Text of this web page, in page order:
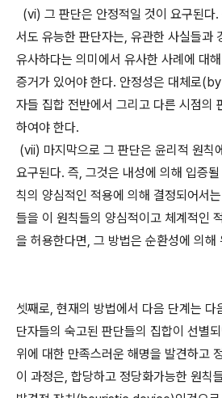
(vi) 그 판단은 안정적일 것이 요구된다.
서도 유능한 판단자는, 유관한 사실들과
유사하다는 의미에서 유사한 사례에 대
증거가 있어야 한다. 안정성은 대체로
자들 집합 전반에서 그리고 다른 시점의
하여야 한다.
(vii) 마지막으로 그 판단은 윤리적 원칙
요구된다. 즉, 그것은 내성에 의해 입증
칙의 양심적인 적용에 의해 결정되어서
들을 이 원칙들의 양심적이고 체계적인
을 허용한다면, 그 방법은 순환성에 의해
셋째로, 현재의 방법에서 다음 단계는 다
단자들의 숙고된 판단들의 집합이 선별
위에 대한 만족스러운 해명을 발견하고
이 과정은, 합당하고 정당화가능한 원칙